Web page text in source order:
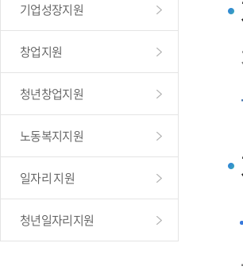
기업성장지원
창업지원
청년창업지원
노동복지지원
일자리 지원
청년일자리지원